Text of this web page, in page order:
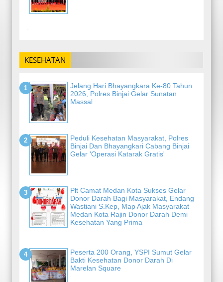
-
KESEHATAN
Jelang Hari Bhayangkara Ke-80 Tahun
2026, Polres Binjai Gelar Sunatan
Massal
Peduli Kesehatan Masyarakat, Polres
Binjai Dan Bhayangkari Cabang Binjai
Gelar 'Operasi Katarak Gratis'
Plt Camat Medan Kota Sukses Gelar
Donor Darah Bagi Masyarakat, Endang
Wastiani S.Kep, Map Ajak Masyarakat
Medan Kota Rajin Donor Darah Demi
Kesehatan Yang Prima
Peserta 200 Orang, YSPI Sumut Gelar
Bakti Kesehatan Donor Darah Di
Marelan Square